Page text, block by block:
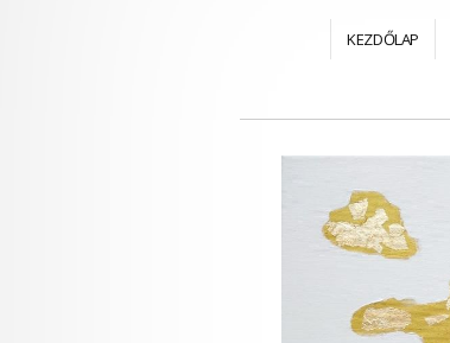
KEZDŐLAP